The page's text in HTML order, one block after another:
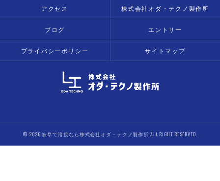
アクセス 株式会社オダ・テクノ製作所
ブログ エントリー
プライバシーポリシー サイトマップ
© 2026 岐阜で溶接なら株式会社オダ・テクノ製作所 ALL RIGHT RESERVED.